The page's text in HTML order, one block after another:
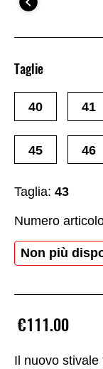
Il nuovo
€111.00
Taglia: 43
Non più
Taglie
40 41
45 46
Numero